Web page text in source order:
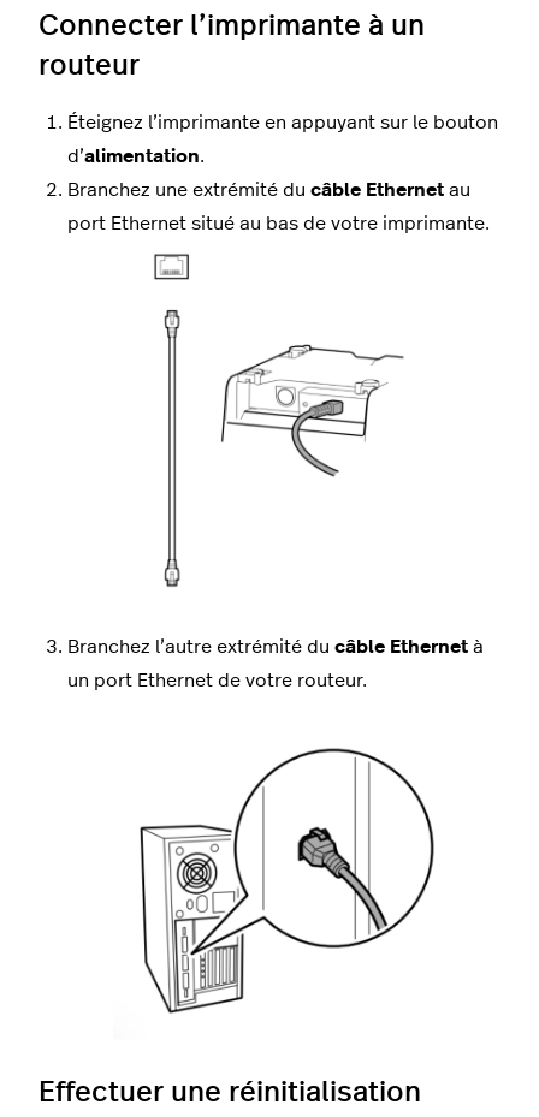
Connecter l’imprimante à un
routeur
Éteignez l’imprimante en appuyant sur le bouton
d’alimentation.
Branchez une extrémité du câble Ethernet au
port Ethernet situé au bas de votre imprimante.
Branchez l’autre extrémité du câble Ethernet à
un port Ethernet de votre routeur.
Effectuer une réinitialisation